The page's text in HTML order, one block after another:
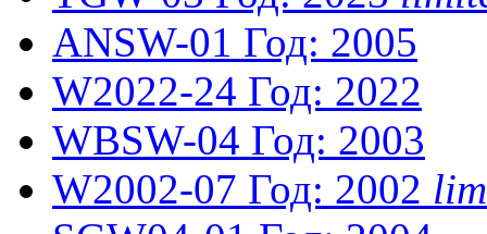
ANSW-01 Год: 2005
W2022-24 Год: 2022
WBSW-04 Год: 2003
W2002-07 Год: 2002